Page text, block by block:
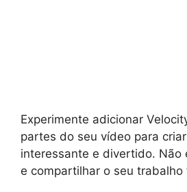
Experimente adicionar
partes do seu vídeo para
interessante e divertido. Não
e compartilhar o seu trabalho